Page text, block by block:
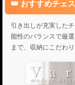
おすすめチェ
引き出しが充実した
能性のバランスで厳
まで、収納にこだわ